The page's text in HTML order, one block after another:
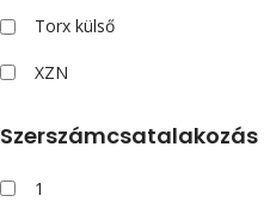
Torx külső
XZN
1